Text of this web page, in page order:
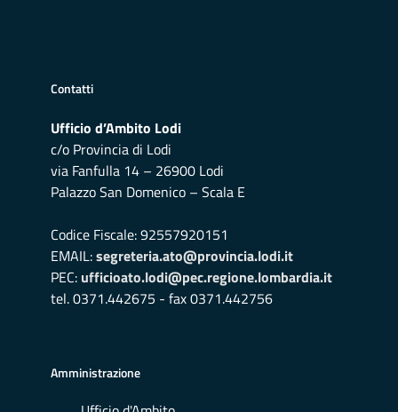
Contatti
Ufficio d’Ambito Lodi
c/o Provincia di Lodi
via Fanfulla 14 – 26900 Lodi
Palazzo San Domenico – Scala E
Codice Fiscale: 92557920151
EMAIL:segreteria.ato@provincia.lodi.it
PEC: ufficioato.lodi@pec.regione.lombardia.it
tel. 0371.442675 - fax 0371.442756
Amministrazione